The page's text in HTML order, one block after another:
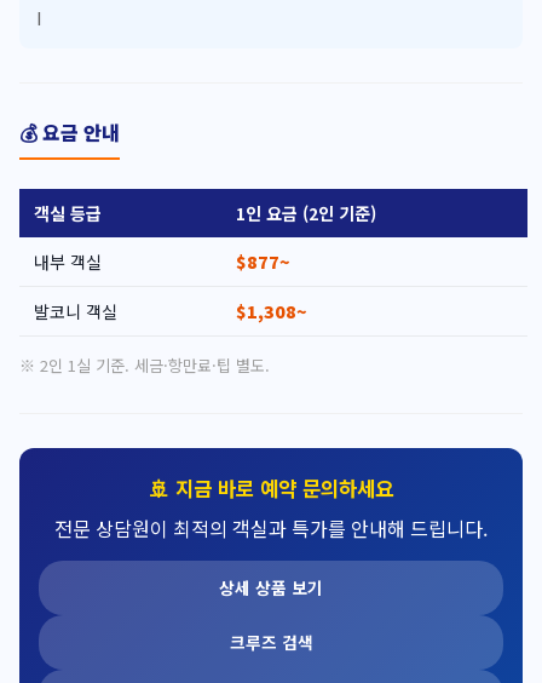
I
💰 요금 안내
객실 등급
1인 요금 (2인 기준)
내부 객실
$877~
발코니 객실 $1,308~
※ 2인 1실 기준. 세금·항만료·팁 별도.
🚢 지금 바로 예약 문의하세요
전문 상담원이 최적의 객실과 특가를 안내해 드립니다.
상세 상품 보기
크루즈 검색